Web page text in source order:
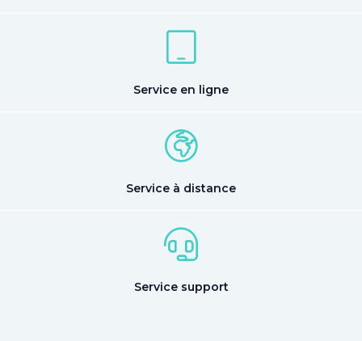
Service en ligne
Service à distance
Service support